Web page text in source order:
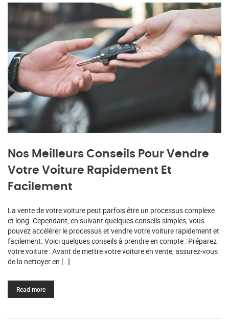
Nos Meilleurs Conseils Pour Vendre
Votre Voiture Rapidement Et
Facilement
La vente de votre voiture peut parfois être un processus complexe
et long. Cependant, en suivant quelques conseils simples, vous
pouvez accélérer le processus et vendre votre voiture rapidement et
facilement. Voici quelques conseils à prendre en compte : Préparez
votre voiture : Avant de mettre votre voiture en vente, assurez-vous
de la nettoyer en […]
Read more